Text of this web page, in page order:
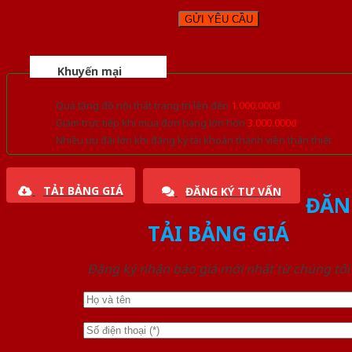
Khuyến mại
Quà tặng đồ nội thất trang trí lên đến 1.000.000đ
Giảm trực tiếp khi mua đơn hàng lớn hơn 3.000.000đ
Nhiều ưu đãi lớn khi đăng ký tài khoản thành viên thân thiết
TẢI BẢNG GIÁ ĐĂNG KÝ TƯ VẤN
TẢI BẢNG GIÁ
Đăng ký nhận báo giá mới nhất từ chúng tôi